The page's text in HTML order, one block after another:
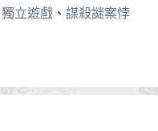
獨立遊戲 、 謀殺謎案悖